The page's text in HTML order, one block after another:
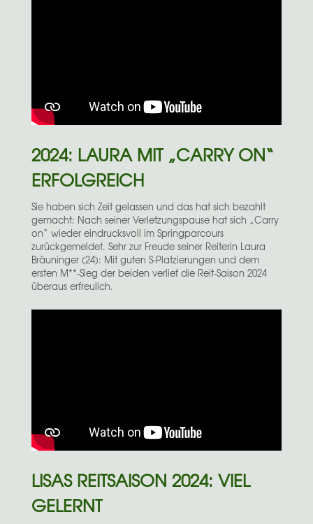
2024: LAURA MIT „CARRY ON“
ERFOLGREICH
Sie haben sich Zeit gelassen und das hat sich bezahlt
gemacht: Nach seiner Verletzungspause hat sich „Carry
on“ wieder eindrucksvoll im Springparcours
zurückgemeldet. Sehr zur Freude seiner Reiterin Laura
Bräuninger (24): Mit guten S-Platzierungen und dem
ersten M**-Sieg der beiden verlief die Reit-Saison 2024
überaus erfreulich.
LISAS REITSAISON 2024: VIEL
GELERNT